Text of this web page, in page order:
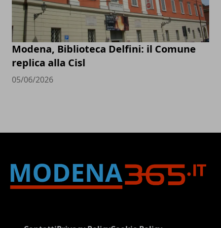
Modena, Biblioteca Delfini: il Comune
replica alla Cisl
05/06/2026